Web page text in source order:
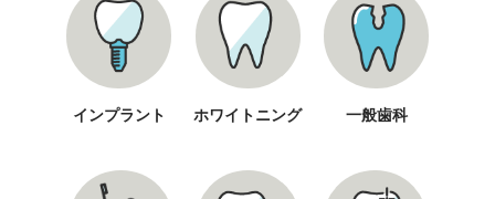
インプラント ホワイトニング 一般歯科